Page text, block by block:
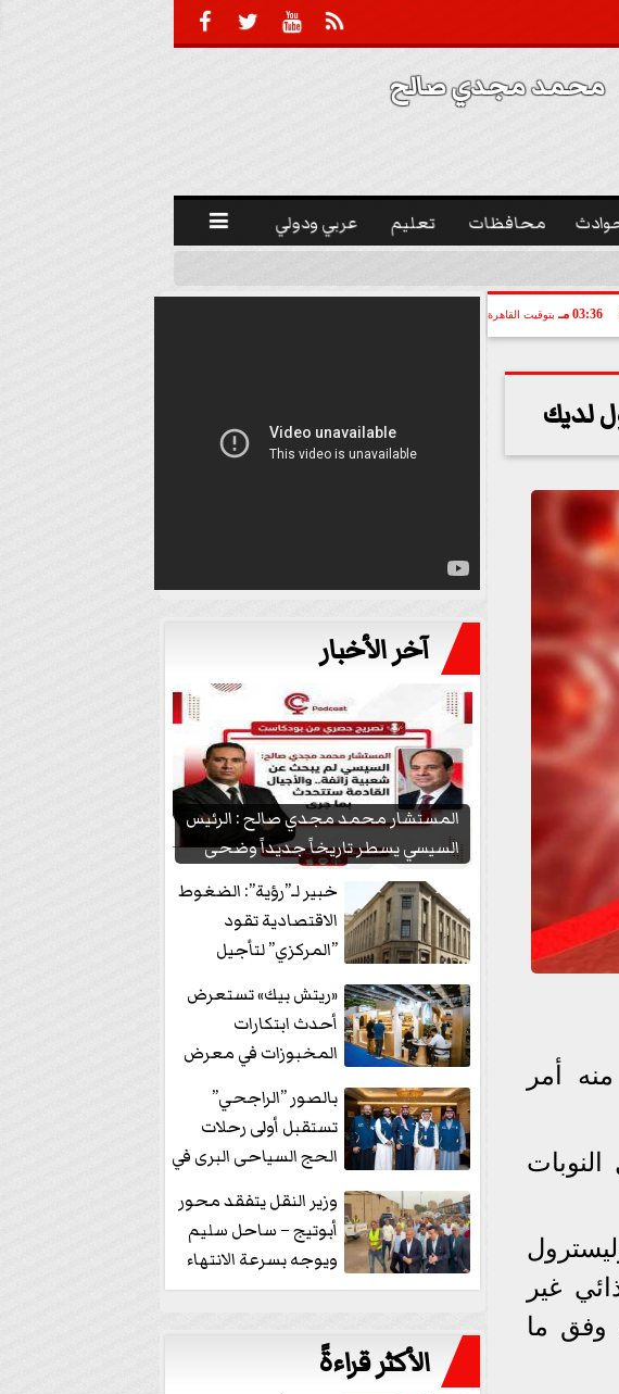
  

محمد مجدي صالح
محافظات تعليم عربي ودولي 
03:36 مـ بتوقيت القاهرة
لديك
أمر
غير
وفق ما
آخر الأخبار
المستشار محمد مجدي صالح : الرئيس
السيسي يسطر تاريخاً جديداً وضحى
بشعبيته...
خبير لـ”رؤية”: الضغوط
الاقتصادية تقود
”المركزي” لتأجيل
«ريتش بيك» تستعرض
أحدث ابتكارات
المخبوزات في معرض
منتجات...
بالصور ”الراجحي”
تستقبل أولى رحلات
الحج السياحى البرى في
وزير النقل يتفقد محور
أبوتيج – ساحل سليم
ويوجه بسرعة الانتهاء
من...
الأكثر قراءةً